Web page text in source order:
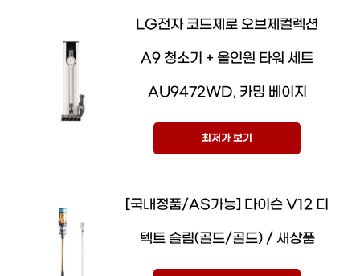
LG전자 코드제로 오브제컬렉션
A9 청소기 + 올인원 타워 세트
AU9472WD, 카밍 베이지
최저가 보기
[국내정품/AS가능] 다이슨 V12 디
텍트 슬림(골드/골드) / 새상품